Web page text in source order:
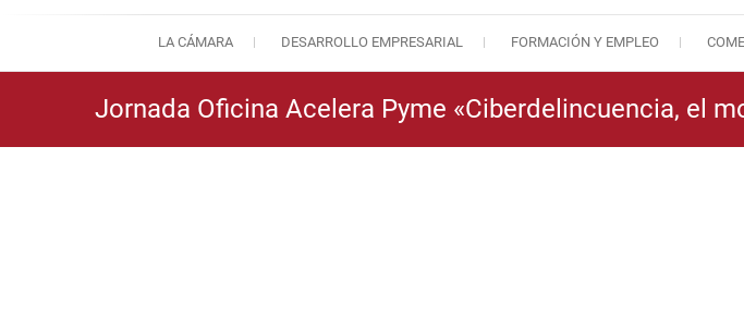
Cámara de
LA CÁMARA DESARROLLO EMPRESARIAL FORMACIÓN Y EMPLEO
Jornada Oficina Acelera Pyme «Ciberdelincuencia, el